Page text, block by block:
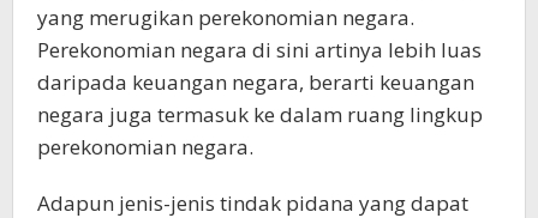
yang merugikan perekonomian negara.
Perekonomian negara di sini artinya lebih luas
daripada keuangan negara, berarti keuangan
negara juga termasuk ke dalam ruang lingkup
perekonomian negara.
Adapun jenis-jenis tindak pidana yang dapat